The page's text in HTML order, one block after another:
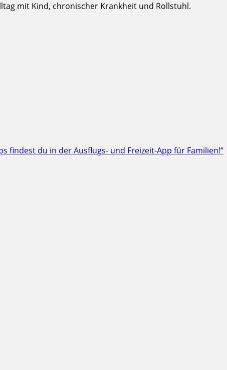
mit Kind, chronischer Krankheit und Rollstuhl.